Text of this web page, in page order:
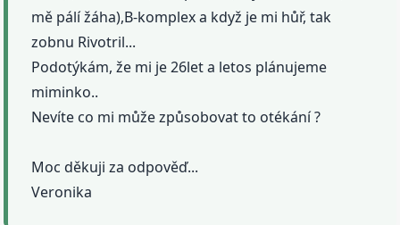
mě pálí žáha),B-komplex a když je mi hůř, tak
zobnu Rivotril...
Podotýkám, že mi je 26let a letos plánujeme
miminko..
Nevíte co mi může způsobovat to otékání ?
Moc děkuji za odpověď...
Veronika